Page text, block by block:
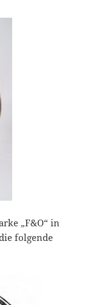
„F&O“ in
folgende